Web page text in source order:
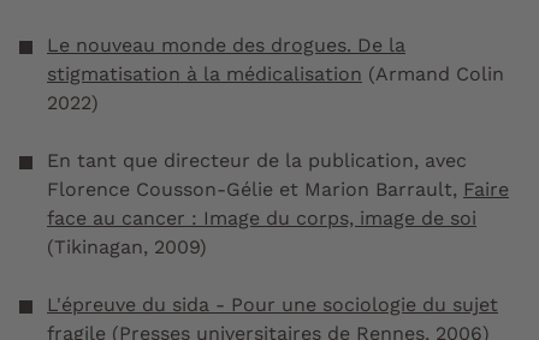
Le nouveau monde des drogues. De la
stigmatisation à la médicalisation (Armand Colin
2022)
En tant que directeur de la publication, avec
Florence Cousson-Gélie et Marion Barrault, Faire
face au cancer : Image du corps, image de soi
(Tikinagan, 2009)
L'épreuve du sida - Pour une sociologie du sujet
fragile (Presses universitaires de Rennes, 2006)